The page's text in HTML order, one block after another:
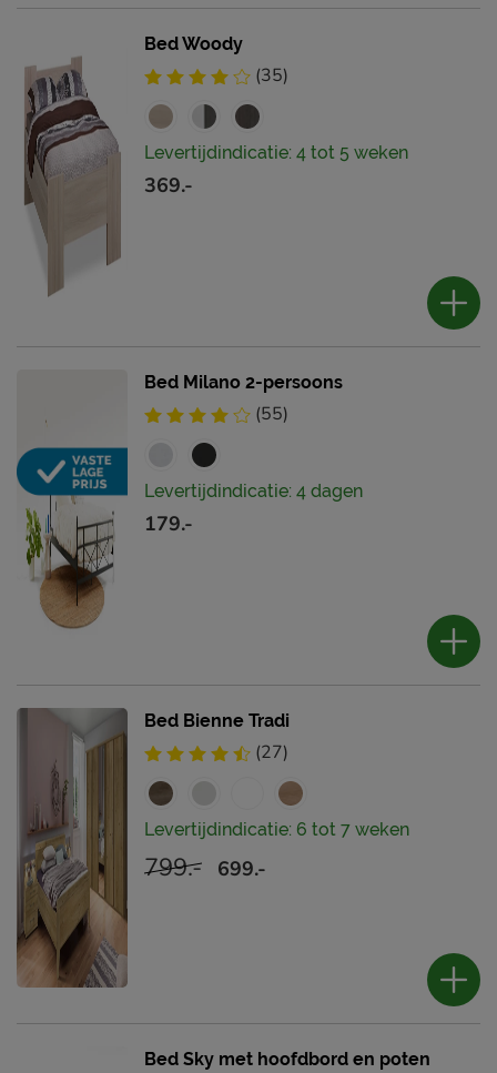
Bed Woody
(35)
Levertijdindicatie: 4 tot 5 weken
369.-
Bed Milano 2-persoons
(55)
Levertijdindicatie: 4 dagen
179.-
Bed Bienne Tradi
(27)
Levertijdindicatie: 6 tot 7 weken
799.- 699.-
Bed Sky met hoofdbord en poten